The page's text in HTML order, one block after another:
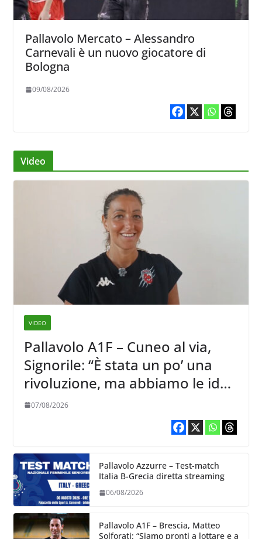
Pallavolo Mercato – Alessandro
Carnevali è un nuovo giocatore di
Bologna
09/08/2026
Video
VIDEO
Pallavolo A1F – Cuneo al via,
Signorile: “È stata un po’ una
rivoluzione, ma abbiamo le idee
chiare siu cosa vogliamo fare”
07/08/2026
Pallavolo Azzurre – Test-match
Italia B-Grecia diretta streaming
06/08/2026
Pallavolo A1F – Brescia, Matteo
Solforati: “Siamo pronti a lottare e a